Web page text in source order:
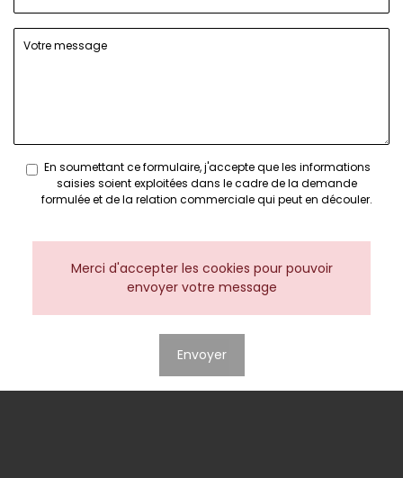
En soumettant ce formulaire, j'accepte que les informations
saisies soient exploitées dans le cadre de la demande
formulée et de la relation commerciale qui peut en découler.
Merci d'accepter les cookies pour pouvoir
envoyer votre message
Envoyer